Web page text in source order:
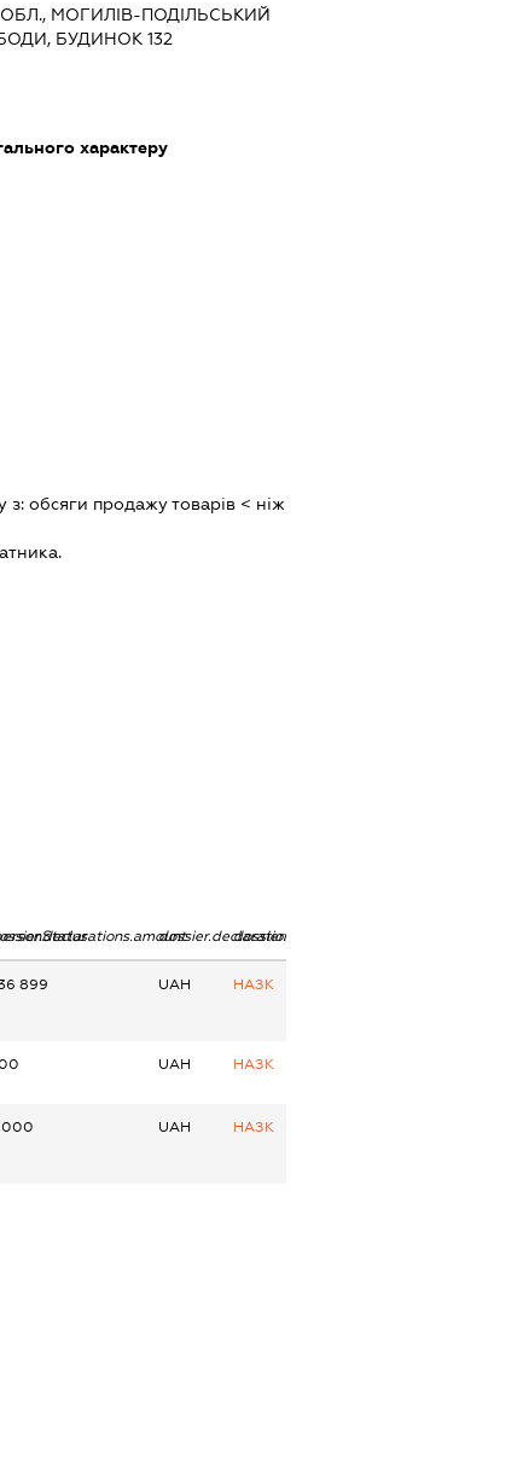
МОГИЛІВ-ПОДІЛЬСЬКИЙ
БУДИНОК 132
характеру
з:обсяги продажу товарiв < нiж
dossier.declarations.currency
dossier.declarations.source
899 UAH НАЗК
UAH НАЗК
000 UAH НАЗК